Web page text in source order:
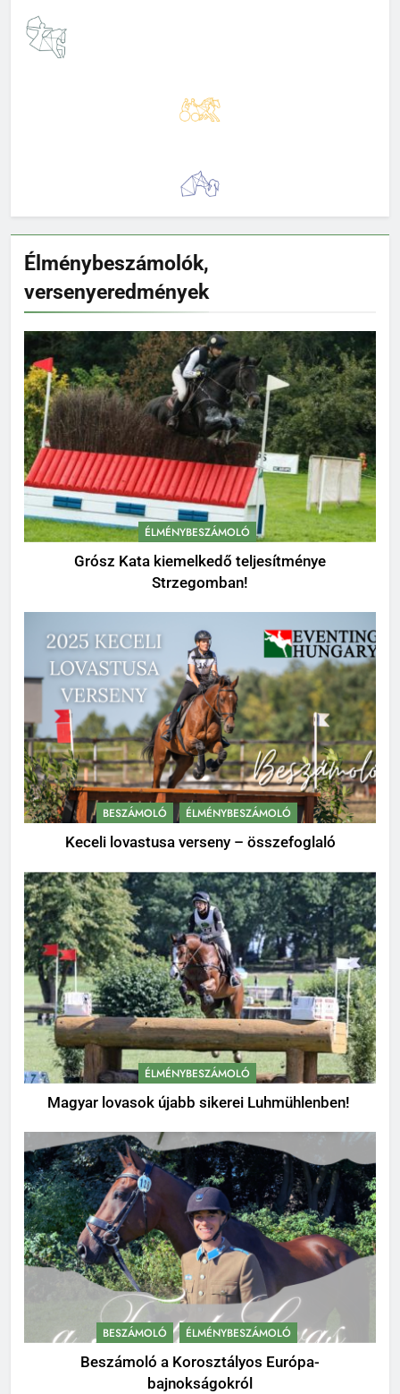
Élménybeszámolók,
versenyeredmények
ÉLMÉNYBESZÁMOLÓ
Grósz Kata kiemelkedő teljesítménye
Strzegomban!
BESZÁMOLÓ ÉLMÉNYBESZÁMOLÓ
Keceli lovastusa verseny – összefoglaló
ÉLMÉNYBESZÁMOLÓ
Magyar lovasok újabb sikerei Luhmühlenben!
BESZÁMOLÓ ÉLMÉNYBESZÁMOLÓ
Beszámoló a Korosztályos Európa-
bajnokságokról